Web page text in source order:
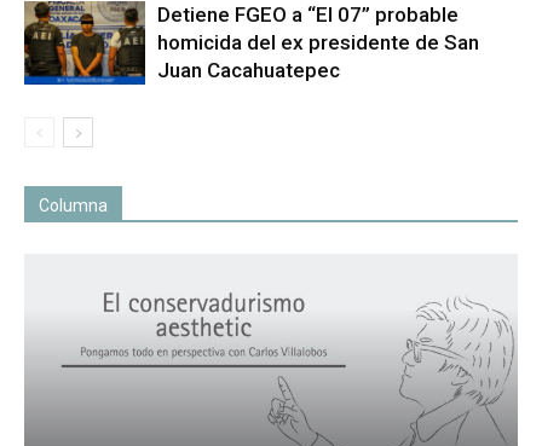
Detiene FGEO a “El 07” probable
homicida del ex presidente de San
Juan Cacahuatepec
Columna